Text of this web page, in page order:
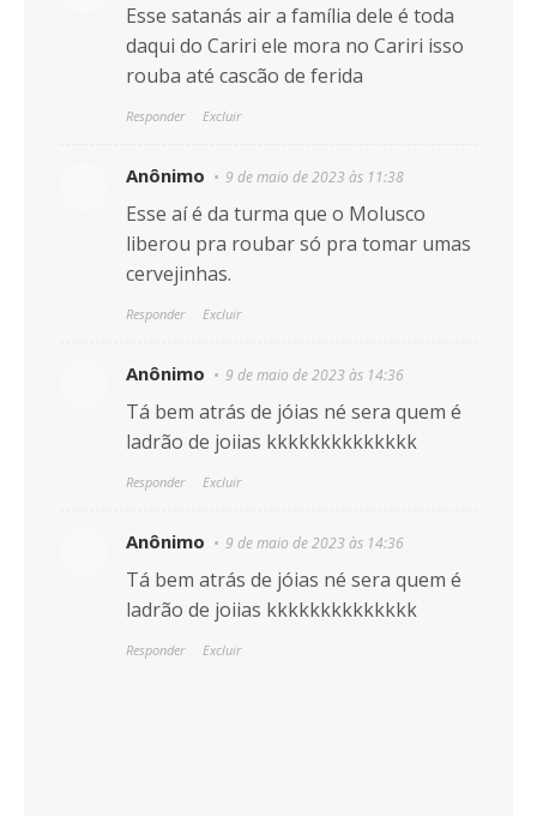
Esse satanás air a família dele é toda
daqui do Cariri ele mora no Cariri isso
rouba até cascão de ferida
Responder Excluir
Anônimo 9 de maio de 2023 às 11:38
Esse aí é da turma que o Molusco
liberou pra roubar só pra tomar umas
cervejinhas.
Responder Excluir
Anônimo 9 de maio de 2023 às 14:36
Tá bem atrás de jóias né sera quem é
ladrão de joiias kkkkkkkkkkkkkk
Responder Excluir
Anônimo 9 de maio de 2023 às 14:36
Tá bem atrás de jóias né sera quem é
ladrão de joiias kkkkkkkkkkkkkk
Responder Excluir